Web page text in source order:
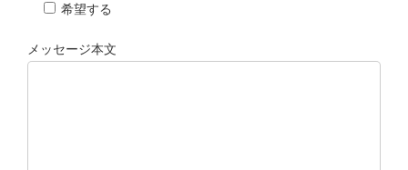
希望する
メッセージ本文